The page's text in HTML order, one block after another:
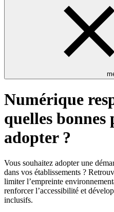
Numérique
quelles bonnes
adopter ?
Vous souhaitez adopter une
dans vos établissements ?
limiter l’empreinte
renforcer l’accessibilité et
inclusifs.